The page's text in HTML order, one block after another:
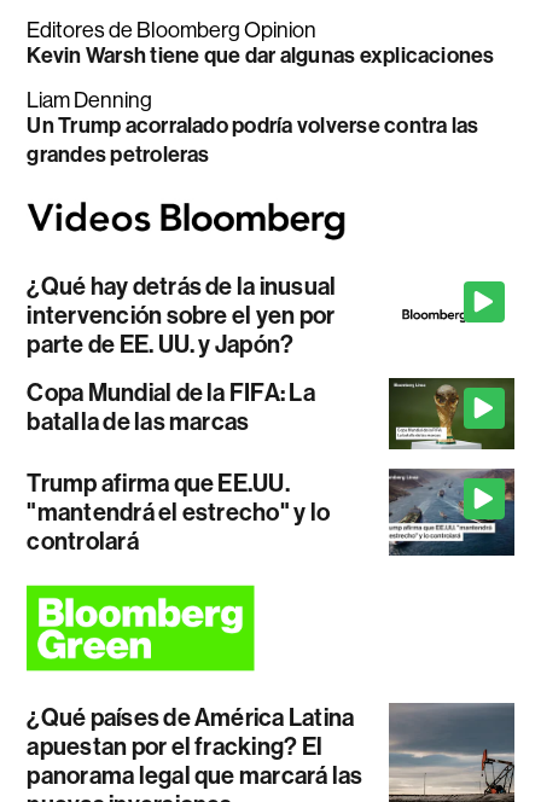
Editores de Bloomberg Opinion
Kevin Warsh tiene que dar algunas explicaciones
Liam Denning
Un Trump acorralado podría volverse contra las
grandes petroleras
¿Qué hay detrás de la inusual
intervención sobre el yen por
parte de EE. UU. y Japón?
Copa Mundial de la FIFA: La
batalla de las marcas
Trump afirma que EE.UU.
"mantendrá el estrecho" y lo
controlará
¿Qué países de América Latina
apuestan por el fracking? El
panorama legal que marcará las